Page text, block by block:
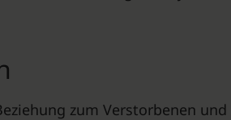
zum Verstorbenen